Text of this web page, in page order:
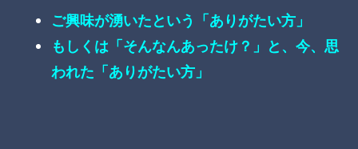
ご興味が湧いたという「ありがたい方」
もしくは「そんなんあったけ？」と、今、思
われた「ありがたい方」